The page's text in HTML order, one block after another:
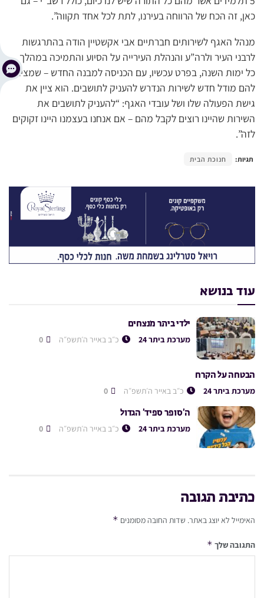
כאן, זה הכח של הרווחה בעירנו, לתת לכל אחד תקווה”.
מנהל האגף לשירותים חברתיים אבי אקשטיין הודה בהתרגשות
לרבני העיר ולרה”ע והנהלת העירייה על הסיוע והתמיכה במהלך
כל ימות השנה, בפרט עכשיו, עם הכניסה למבנה החדש – שמציב
להם מודל חדש לשירות הנדרש להעניק לתושבים. הוא ציין את
גישת הפעולה שלו ושל עובדי האגף: “להעניק לתושבים את
השירות שהיינו רוצים לקבל מהם – אם אנחנו בעצמנו היינו זקוקים
לזה”.
תגיות: חנוכת הבית
עוד בנושא
ילדי ביתר מנצחים
מערכת ביתר 24 כ״ב באייר ה׳תשפ״ה
הבטחה על הקרח
מערכת ביתר 24 כ״ב באייר ה׳תשפ״ה
ה’סופר ספיד’ הגדול
מערכת ביתר 24 כ״ב באייר ה׳תשפ״ה
כתיבת תגובה
האימייל לא יוצג באתר. שדות החובה מסומנים *
התגובה שלך *